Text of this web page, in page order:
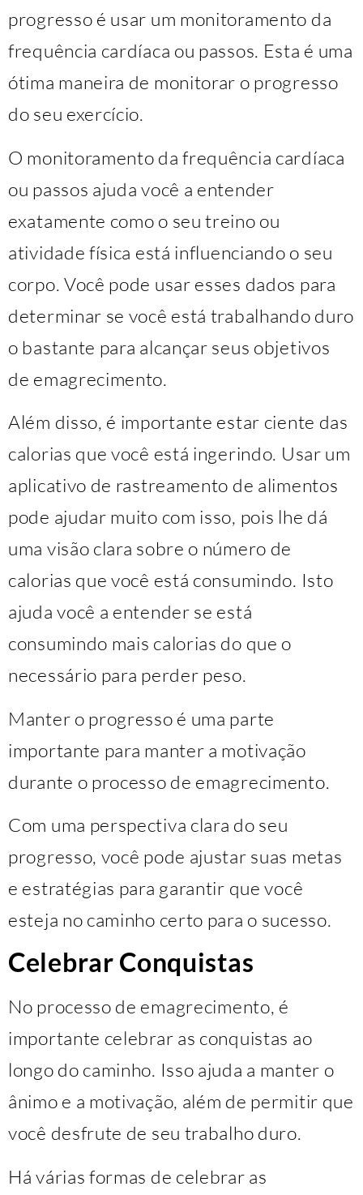
progresso é usar um monitoramento da
frequência cardíaca ou passos. Esta é uma
ótima maneira de monitorar o progresso
do seu exercício.
O monitoramento da frequência cardíaca
ou passos ajuda você a entender
exatamente como o seu treino ou
atividade física está influenciando o seu
corpo. Você pode usar esses dados para
determinar se você está trabalhando duro
o bastante para alcançar seus objetivos
de emagrecimento.
Além disso, é importante estar ciente das
calorias que você está ingerindo. Usar um
aplicativo de rastreamento de alimentos
pode ajudar muito com isso, pois lhe dá
uma visão clara sobre o número de
calorias que você está consumindo. Isto
ajuda você a entender se está
consumindo mais calorias do que o
necessário para perder peso.
Manter o progresso é uma parte
importante para manter a motivação
durante o processo de emagrecimento.
Com uma perspectiva clara do seu
progresso, você pode ajustar suas metas
e estratégias para garantir que você
esteja no caminho certo para o sucesso.
Celebrar Conquistas
No processo de emagrecimento, é
importante celebrar as conquistas ao
longo do caminho. Isso ajuda a manter o
ânimo e a motivação, além de permitir que
você desfrute de seu trabalho duro.
Há várias formas de celebrar as